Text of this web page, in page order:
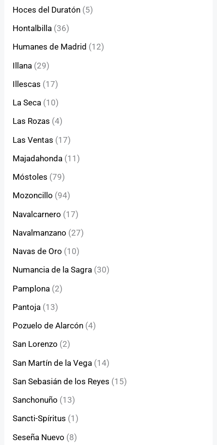
Hoces del Duratón (5)
Hontalbilla (36)
Humanes de Madrid (12)
Illana (29)
Illescas (17)
La Seca (10)
Las Rozas (4)
Las Ventas (17)
Majadahonda (11)
Móstoles (79)
Mozoncillo (94)
Navalcarnero (17)
Navalmanzano (27)
Navas de Oro (10)
Numancia de la Sagra (30)
Pamplona (2)
Pantoja (13)
Pozuelo de Alarcón (4)
San Lorenzo (2)
San Martín de la Vega (14)
San Sebasián de los Reyes (15)
Sanchonuño (13)
Sancti-Spíritus (1)
Seseña Nuevo (8)